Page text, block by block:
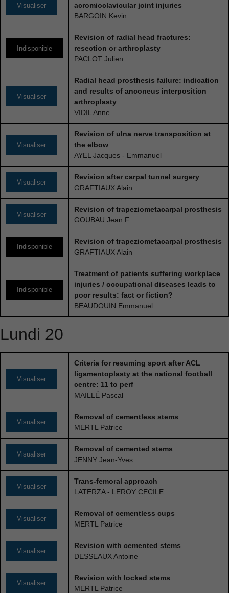
Visualiser
acromioclavicular joint injuries
BARGOIN Kevin
Indisponible
Revision of radial head fractures:
resection or arthroplasty
PACLOT Julien
Visualiser
Radial head prosthesis failure: indication
and results of anconeus interposition
arthroplasty
VIDIL Anne
Visualiser
Revision of ulna nerve transposition at
the elbow
AYEL Jacques - Emmanuel
Visualiser
Revision after carpal tunnel surgery
GRAFTIAUX Alain
Visualiser
Revision of trapeziometacarpal prosthesis
GOUBAU Jean F.
Indisponible
Revision of trapeziometacarpal prosthesis
GRAFTIAUX Alain
Indisponible
Treatment of patients suffering workplace
injuries / occupational diseases leads to
poor results: fact or fiction?
BEAUDOUIN Emmanuel
Lundi 20
Visualiser
Criteria for resuming sport after ACL
ligamentoplasty at the national football
centre: 11 to perf
MAILLÉ Pascal
Visualiser
Removal of cementless stems
MERTL Patrice
Visualiser
Removal of cemented stems
JENNY Jean-Yves
Visualiser
Trans-femoral approach
LATERZA - LEROY CECILE
Visualiser
Removal of cementless cups
MERTL Patrice
Visualiser
Revision with cemented stems
DESSEAUX Antoine
Visualiser
Revision with locked stems
MERTL Patrice
sont pas
facultatifs. Ils
sont
nécessaires au
du site Web.
Statistiques
Afin que nous
puissions
améliorer la
fonctionnalité
et la
structure du
site Web, en
la façon dont
le site Web
est utilisé.